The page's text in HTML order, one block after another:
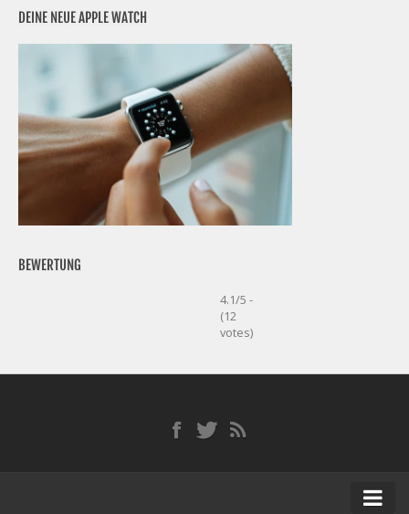
DEINE NEUE APPLE WATCH
BEWERTUNG
4.1/5 -
(12
votes)